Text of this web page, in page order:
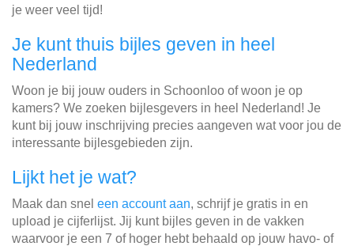
je weer veel tijd!
Je kunt thuis bijles geven in heel
Nederland
Woon je bij jouw ouders in Schoonloo of woon je op
kamers? We zoeken bijlesgevers in heel Nederland! Je
kunt bij jouw inschrijving precies aangeven wat voor jou de
interessante bijlesgebieden zijn.
Lijkt het je wat?
Maak dan snel een account aan, schrijf je gratis in en
upload je cijferlijst. Jij kunt bijles geven in de vakken
waarvoor je een 7 of hoger hebt behaald op jouw havo- of